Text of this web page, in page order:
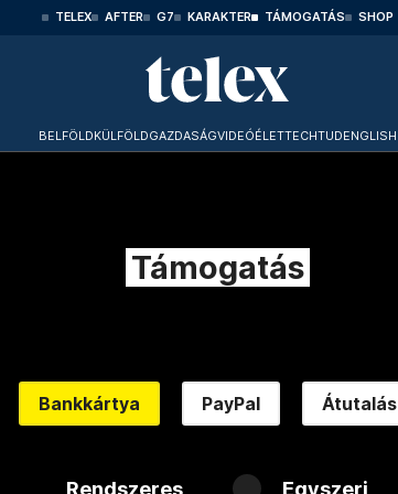
TELEX AFTER G7 KARAKTER TÁMOGATÁS SHOP
BELFÖLDKÜLFÖLDGAZDASÁGVIDEÓÉLETTECHTUDENGLISH
Támogatás
Bankkártya PayPal Átutalás
Rendszeres Egyszeri